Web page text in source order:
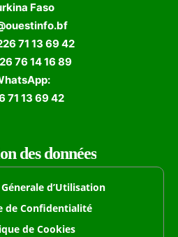
Faso
71 13 69 42
76 14 16 89
71 13 69 42
des données
d’Utilisation
de Confidentialité
de Cookies